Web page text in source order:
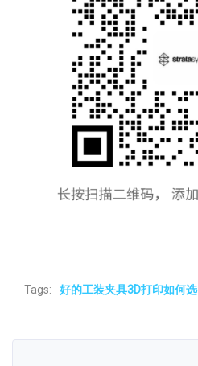
Tags: 好的工装夹具3D打印如何选